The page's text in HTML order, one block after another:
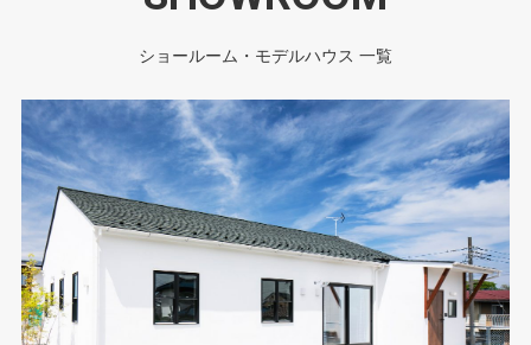
ショールーム・モデルハウス 一覧